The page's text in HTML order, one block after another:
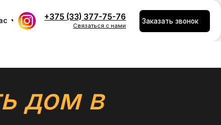
Заказать звонок
Связаться с нами
(33) 377-75-76
дом в